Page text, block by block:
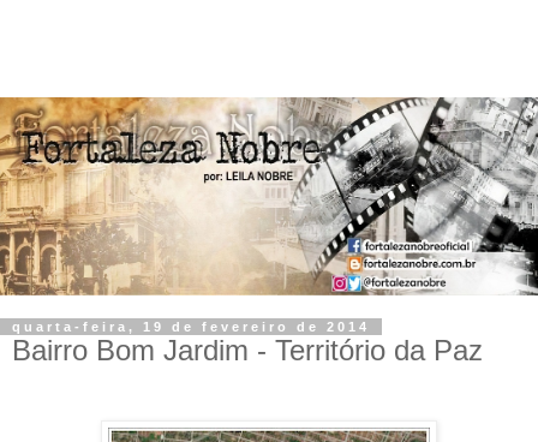
quarta-feira, 19 de fevereiro de 2014
Bairro Bom Jardim - Território da Paz